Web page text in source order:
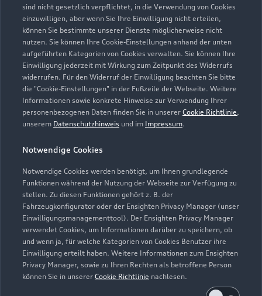
sind nicht gesetzlich verpflichtet, in die Verwendung von Cookies
einzuwilligen, aber wenn Sie Ihre Einwilligung nicht erteilen,
können Sie bestimmte unserer Dienste möglicherweise nicht
nutzen. Sie können Ihre Cookie-Einstellungen anhand der unten
aufgeführten Kategorien von Cookies verwalten. Sie können Ihre
Einwilligung jederzeit mit Wirkung zum Zeitpunkt des Widerrufs
widerrufen. Für den Widerruf der Einwilligung beachten Sie bitte
die "Cookie-Einstellungen" in der Fußzeile der Webseite. Weitere
Informationen sowie konkrete Hinweise zur Verwendung Ihrer
personenbezogenen Daten finden Sie in unserer Cookie Richtlinie,
unserem Datenschutzhinweis und im Impressum.
Notwendige Cookies
Notwendige Cookies werden benötigt, um Ihnen grundlegende
Funktionen während der Nutzung der Webseite zur Verfügung zu
stellen. Zu diesen Funktionen gehört z. B. der
Fahrzeugkonfigurator oder der Ensighten Privacy Manager (unser
Einwilligungsmanagementtool). Der Ensighten Privacy Manager
verwendet Cookies, um Informationen darüber zu speichern, ob
und wenn ja, für welche Kategorien von Cookies Benutzer ihre
Einwilligung erteilt haben. Weitere Informationen zum Ensighten
Privacy Manager, sowie zu Ihren Rechten als betroffene Person
können Sie in unserer Cookie Richtlinie nachlesen.
Kontaktdaten herunterladen
Öffnungszeiten
Verkauf
Geschlossen,öffnet amMontag 08:00
Service
Geschlossen,öffnet am Montag 08:00
Zurück nach oben
Modelle